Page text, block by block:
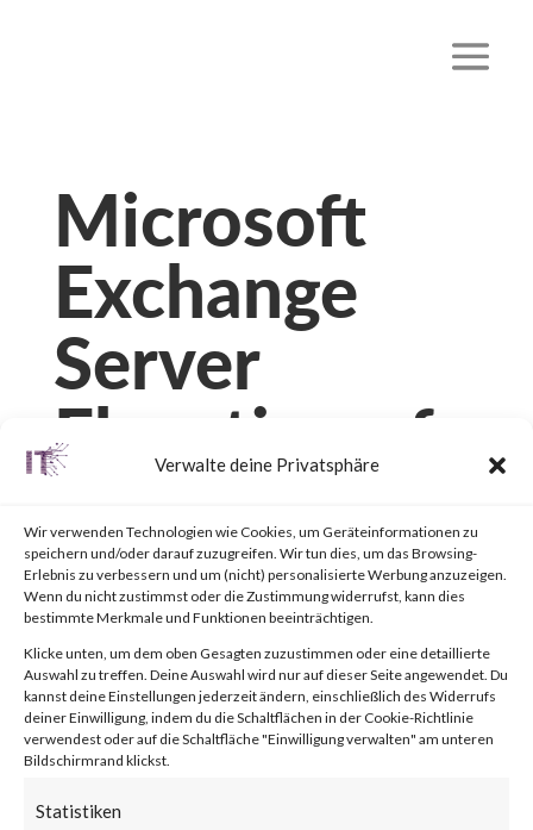
Verwalte deine Privatsphäre
Wir verwenden Technologien wie Cookies, um Geräteinformationen zu
speichern und/oder darauf zuzugreifen. Wir tun dies, um das Browsing-
Erlebnis zu verbessern und um (nicht) personalisierte Werbung anzuzeigen.
Wenn du nicht zustimmst oder die Zustimmung widerrufst, kann dies
bestimmte Merkmale und Funktionen beeinträchtigen.
Klicke unten, um dem oben Gesagten zuzustimmen oder eine detaillierte
Auswahl zu treffen. Deine Auswahl wird nur auf dieser Seite angewendet. Du
kannst deine Einstellungen jederzeit ändern, einschließlich des Widerrufs
deiner Einwilligung, indem du die Schaltflächen in der Cookie-Richtlinie
verwendest oder auf die Schaltfläche "Einwilligung verwalten" am unteren
Bildschirmrand klickst.
Statistiken
Microsoft
Exchange
Server
Elevation of
Privilege
Vulnerability
(CVE-2024-
21410)